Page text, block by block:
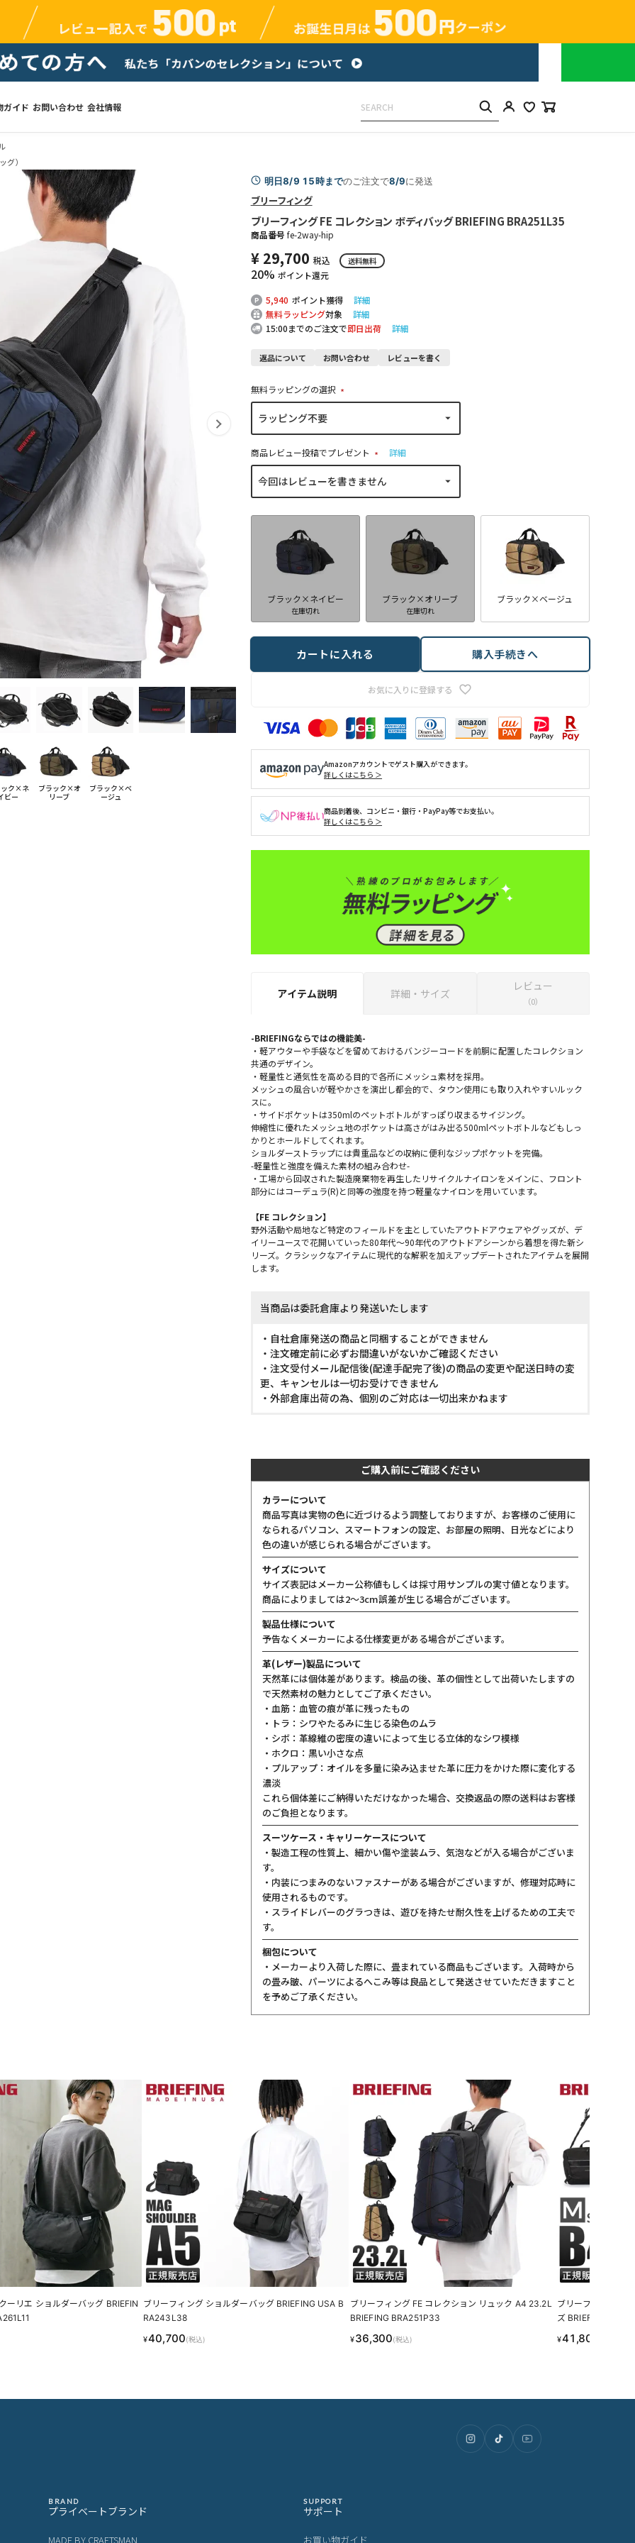
ガイド お問い合わせ 会社情報
グ）
ック×ネ
ビー
ブラック×オ
リーブ
ブラック×ベ
ージュ
明日8/9 15時までのご注文で8/9に発送
ブリーフィング
ブリーフィング FE コレクション ボディバッグ BRIEFING BRA251L35
商品番号 fe-2way-hip
¥ 29,700 税込 送料無料
20% ポイント還元
5,940 ポイント獲得
詳細
無料ラッピング対象
詳細
15:00までのご注文で即日出荷 詳細
返品について お問い合わせ レビューを書く
無料ラッピングの選択
(
)
商品レビュー投稿でプレゼント
(
必
)
詳細
ブラック×ネイビー
在庫切れ
ブラック×オリーブ
在庫切れ
ブラック×ベージュ
お気に入りに登録する
カートに入れる 購入手続きへ
Amazonアカウントでゲスト購入ができます。
詳しくはこちら ＞
商品到着後、コンビニ・銀行・PayPay等でお支払い。
詳しくはこちら ＞
アイテム説明 詳細・サイズ
レビュー
（0）
-BRIEFINGならではの機能美-
・軽アウターや手袋などを留めておけるバンジーコードを前胴に配置したコレクション
共通のデザイン。
・軽量性と通気性を高める目的で各所にメッシュ素材を採用。
メッシュの風合いが軽やかさを演出し都会的で、タウン使用にも取り入れやすいルック
スに。
・サイドポケットは350mlのペットボトルがすっぽり収まるサイジング。
伸縮性に優れたメッシュ地のポケットは高さがはみ出る500mlペットボトルなどもしっ
かりとホールドしてくれます。
ショルダーストラップには貴重品などの収納に便利なジップポケットを完備。
-軽量性と強度を備えた素材の組み合わせ-
・工場から回収された製造廃棄物を再生したリサイクルナイロンをメインに、フロント
部分にはコーデュラ(R)と同等の強度を持つ軽量なナイロンを用いています。
【FE コレクション】
野外活動や局地など特定のフィールドを主としていたアウトドアウェアやグッズが、デ
イリーユースで花開いていった80年代～90年代のアウトドアシーンから着想を得た新シ
リーズ。クラシックなアイテムに現代的な解釈を加えアップデートされたアイテムを展開
します。
当商品は委託倉庫より発送いたします
・自社倉庫発送の商品と同梱することができません
・注文確定前に必ずお間違いがないかご確認ください
・注文受付メール配信後(配達手配完了後)の商品の変更や配送日時の変
更、キャンセルは一切お受けできません
・外部倉庫出荷の為、個別のご対応は一切出来かねます
ご購入前にご確認ください
カラーについて
商品写真は実物の色に近づけるよう調整しておりますが、お客様のご使用に
なられるパソコン、スマートフォンの設定、お部屋の照明、日光などにより
色の違いが感じられる場合がございます。
サイズについて
サイズ表記はメーカー公称値もしくは採寸用サンプルの実寸値となります。
商品によりましては2〜3cm誤差が生じる場合がございます。
製品仕様について
予告なくメーカーによる仕様変更がある場合がございます。
革(レザー)製品について
天然革には個体差があります。検品の後、革の個性として出荷いたしますの
で天然素材の魅力としてご了承ください。
・血筋：血管の痕が革に残ったもの
・トラ：シワやたるみに生じる染色のムラ
・シボ：革線維の密度の違いによって生じる立体的なシワ模様
・ホクロ：黒い小さな点
・プルアップ：オイルを多量に染み込ませた革に圧力をかけた際に変化する
濃淡
これら個体差にご納得いただけなかった場合、交換返品の際の送料はお客様
のご負担となります。
スーツケース・キャリーケースについて
・製造工程の性質上、細かい傷や塗装ムラ、気泡などが入る場合がございま
す。
・内装につまみのないファスナーがある場合がございますが、修理対応時に
使用されるものです。
・スライドレバーのグラつきは、遊びを持たせ耐久性を上げるための工夫で
す。
梱包について
・メーカーより入荷した際に、畳まれている商品もございます。入荷時から
の畳み皺、パーツによるへこみ等は良品として発送させていただきますこと
を予めご了承ください。
ーリエ ショルダーバッグ BRIEFIN ブリーフィング ショルダーバッグ BRIEFING USA B
RA243L38
¥40,700(税込)
ブリーフィング FE コレクション リュック A4 23.2L
BRIEFING BRA251P33
¥36,300(税込)
ブリーフィング
ズ BRIEFING
¥41,800
BRAND
プライベートブランド
MADE BY CRAFTSMAN
SUPPORT
サポート
お買い物ガイド